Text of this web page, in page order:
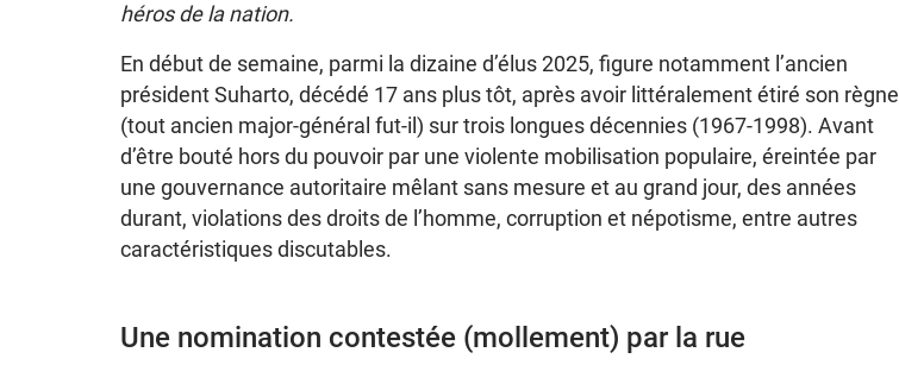
héros de la nation.
En début de semaine, parmi la dizaine d’élus 2025, figure notamment l’ancien
président Suharto, décédé 17 ans plus tôt, après avoir littéralement étiré son règne
(tout ancien major-général fut-il) sur trois longues décennies (1967-1998). Avant
d’être bouté hors du pouvoir par une violente mobilisation populaire, éreintée par
une gouvernance autoritaire mêlant sans mesure et au grand jour, des années
durant, violations des droits de l’homme, corruption et népotisme, entre autres
caractéristiques discutables.
Une nomination contestée (mollement) par la rue